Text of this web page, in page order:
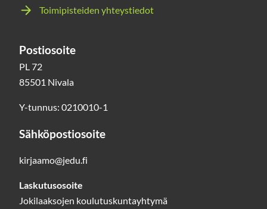
Toimipisteiden yhteystiedot
Postiosoite
PL 72
85501 Nivala
Y-tunnus: 0210010-1
Sähköpostiosoite
kirjaamo@jedu.fi
Laskutusosoite
Jokilaaksojen koulutuskuntayhtymä